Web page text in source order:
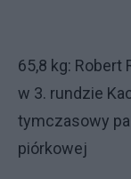
65,8 kg: Robert
w 3. rundzie
tymczasowy
piórkowej